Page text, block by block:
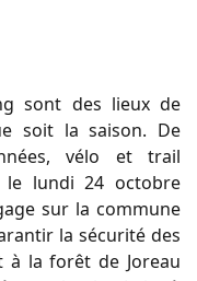
sont des lieux de
soit la saison. De
vélo et trail
le lundi 24 octobre
sur la commune
la sécurité des
à la forêt de Joreau